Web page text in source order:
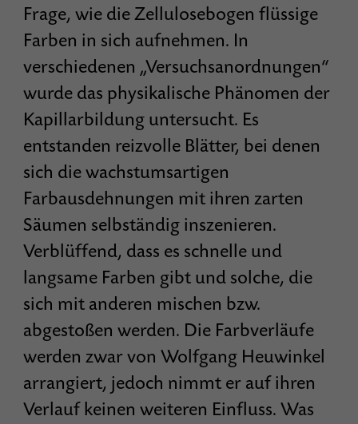
Frage, wie die Zellulosebogen flüssige
Farben in sich aufnehmen. In
verschiedenen „Versuchsanordnungen“
wurde das physikalische Phänomen der
Kapillarbildung untersucht. Es
entstanden reizvolle Blätter, bei denen
sich die wachstumsartigen
Farbausdehnungen mit ihren zarten
Säumen selbständig inszenieren.
Verblüffend, dass es schnelle und
langsame Farben gibt und solche, die
sich mit anderen mischen bzw.
abgestoßen werden. Die Farbverläufe
werden zwar von Wolfgang Heuwinkel
arrangiert, jedoch nimmt er auf ihren
Verlauf keinen weiteren Einfluss. Was